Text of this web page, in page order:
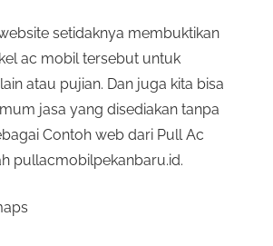
setidaknya membuktikan
ac mobil tersebut untuk
atau pujian. Dan juga kita bisa
jasa yang disediakan tanpa
Contoh web dari Pull Ac
pullacmobilpekanbaru.id.